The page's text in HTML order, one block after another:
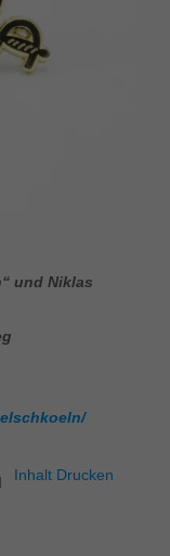
und Niklas
Inhalt Drucken